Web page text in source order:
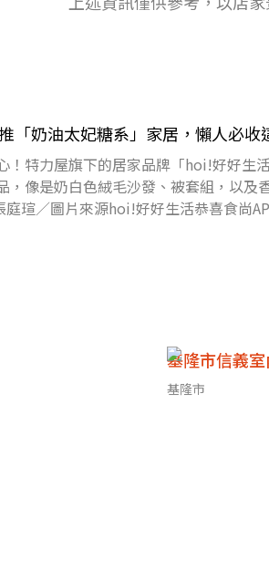
「奶油太妃糖系」家居，懶人必收
！特力屋旗下的居家品牌「hoi!好好生
，像是奶白色絨毛沙發、被套組，以及
瑄／圖片來源hoi!好好生活恭喜食尚
基隆市信義
基隆市